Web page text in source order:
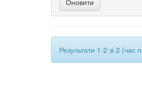
Результати 1-2 зі 2